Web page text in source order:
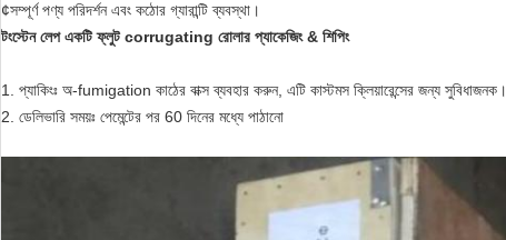
¢সম্পূর্ণ পণ্য পরিদর্শন এবং কঠোর গ্যারান্টি ব্যবস্থা।
টংস্টেন লেপ একটি ফ্লুট corrugating রোলার প্যাকেজিং & শিপিং
1. প্যাকিংঃ অ-fumigation কাঠের বাক্স ব্যবহার করুন, এটি কাস্টমস ক্লিয়ারেন্সের জন্য সুবিধাজনক।
2. ডেলিভারি সময়ঃ পেমেন্টের পর 60 দিনের মধ্যে পাঠানো